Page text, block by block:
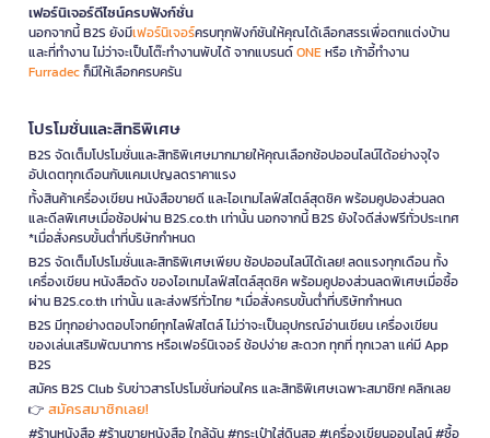
เฟอร์นิเจอร์ดีไซน์ครบฟังก์ชั่น
นอกจากนี้ B2S ยังมีเฟอร์นิเจอร์ครบทุกฟังก์ชันให้คุณได้เลือกสรรเพื่อตกแต่งบ้าน
และที่ทำงาน ไม่ว่าจะเป็นโต๊ะทำงานพับได้ จากแบรนด์ONEหรือ เก้าอี้ทำงาน
Furradecก็มีให้เลือกครบครัน
โปรโมชั่นและสิทธิพิเศษ
B2S จัดเต็มโปรโมชั่นและสิทธิพิเศษมากมายให้คุณเลือกช้อปออนไลน์ได้อย่างจุใจ
อัปเดตทุกเดือนกับแคมเปญลดราคาแรง
ทั้งสินค้าเครื่องเขียน หนังสือขายดี และไอเทมไลฟ์สไตล์สุดชิค พร้อมคูปองส่วนลด
และดีลพิเศษเมื่อช้อปผ่าน B2S.co.th เท่านั้น นอกจากนี้ B2S ยังใจดีส่งฟรีทั่วประเทศ
*เมื่อสั่งครบขั้นต่ำที่บริษัทกำหนด
B2S จัดเต็มโปรโมชั่นและสิทธิพิเศษเพียบ ช้อปออนไลน์ได้เลย! ลดแรงทุกเดือน ทั้ง
เครื่องเขียน หนังสือดัง ของไอเทมไลฟ์สไตล์สุดชิค พร้อมคูปองส่วนลดพิเศษเมื่อซื้อ
ผ่าน B2S.co.th เท่านั้น และส่งฟรีทั่วไทย *เมื่อสั่งครบขั้นต่ำที่บริษัทกำหนด
B2S มีทุกอย่างตอบโจทย์ทุกไลฟ์สไตล์ ไม่ว่าจะเป็นอุปกรณ์อ่านเขียน เครื่องเขียน
ของเล่นเสริมพัฒนาการ หรือเฟอร์นิเจอร์ ช้อปง่าย สะดวก ทุกที่ ทุกเวลา แค่มี App
B2S
สมัคร B2S Club รับข่าวสารโปรโมชั่นก่อนใคร และสิทธิพิเศษเฉพาะสมาชิก! คลิกเลย
👉 สมัครสมาชิกเลย!
#ร้านหนังสือ #ร้านขายหนังสือ ใกล้ฉัน #กระเป๋าใส่ดินสอ #เครื่องเขียนออนไลน์ #ซื้อ